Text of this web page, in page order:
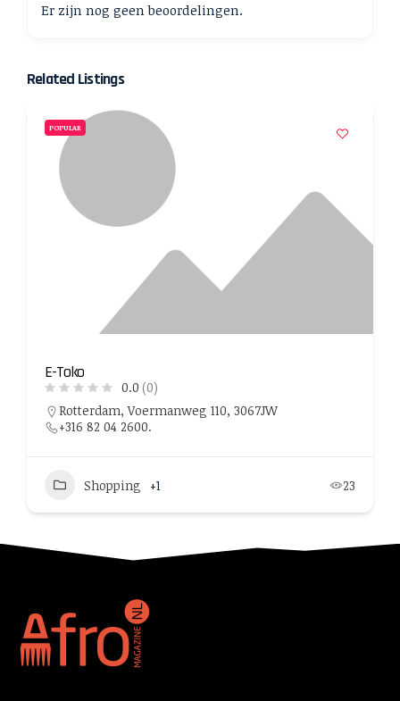
Er zijn nog geen beoordelingen.
Related Listings
POPULAR
E-Toko
0.0 (0)
Rotterdam, Voermanweg 110, 3067JW
+316 82 04 2600.
Shopping +1 23